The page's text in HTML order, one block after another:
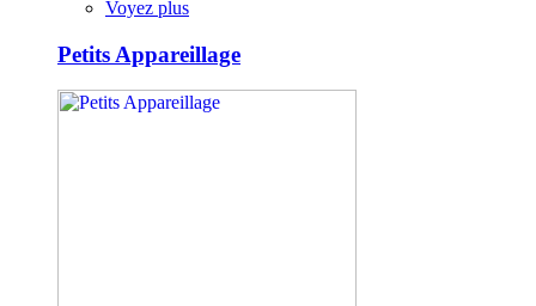
Voyez plus
Petits Appareillage